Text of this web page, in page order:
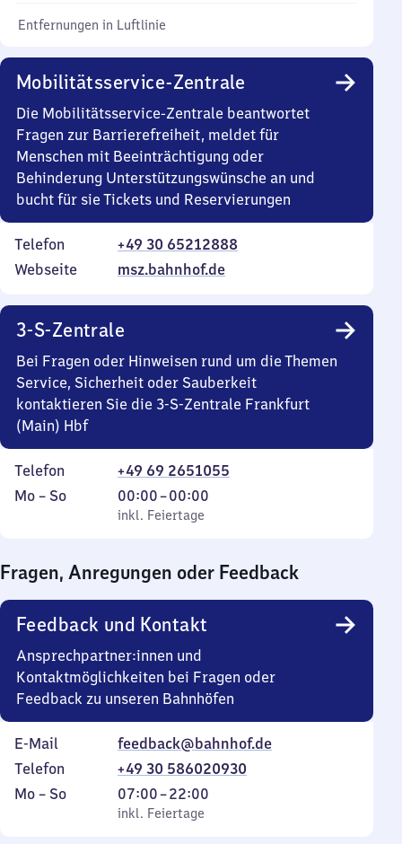
Entfernungen in Luftlinie
Mobilitätsservice-Zentrale
Die Mobilitätsservice-Zentrale beantwortet
Fragen zur Barrierefreiheit, meldet für
Menschen mit Beeinträchtigung oder
Behinderung Unterstützungswünsche an und
bucht für sie Tickets und Reservierungen
Telefon
+49 30 65212888
Webseite
msz.bahnhof.de
3-S-Zentrale
Bei Fragen oder Hinweisen rund um die Themen
Service, Sicherheit oder Sauberkeit
kontaktieren Sie die 3-S-Zentrale Frankfurt
(Main) Hbf
Telefon
+49 69 2651055
Montag
Mo – So,
inkl. Feiertage
00:00–00:00
Von
0
0
Uhr
inkl. Feiertage
Fragen, Anregungen oder Feedback
Feedback und Kontakt
Ansprechpartner:innen und
Kontaktmöglichkeiten bei Fragen oder
Feedback zu unseren Bahnhöfen
E-Mail
feedback@bahnhof.de
Telefon
+49 30 586020930
Montag
Mo – So,
inkl. Feiertage
07:00–22:00
Von
7
inkl. Feiertage